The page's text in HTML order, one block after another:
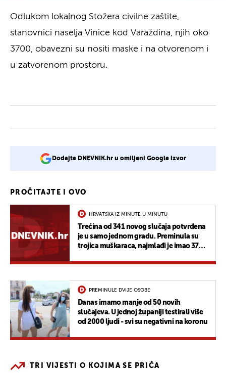
Odlukom lokalnog Stožera civilne zaštite,
stanovnici naselja Vinice kod Varaždina, njih oko
3700, obavezni su nositi maske i na otvorenom i
u zatvorenom prostoru.
Dodajte DNEVNIK.hr u omiljeni Google izvor
PROČITAJTE I OVO
HRVATSKA IZ MINUTE U MINUTU
Trećina od 341 novog slučaja potvrđena
je u samo jednom gradu. Preminula su
trojica muškaraca, najmlađi je imao 37
PREMINULE DVIJE OSOBE
Danas imamo manje od 50 novih
slučajeva. U jednoj županiji testirali više
od 2000 ljudi - svi su negativni na koronu
TRI VIJESTI O KOJIMA SE PRIČA